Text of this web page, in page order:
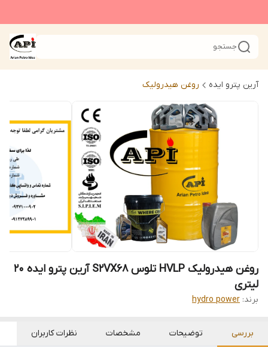
جستجو
آرین پترو ایده روغن هیدرولیک
روغن هیدرولیک HVLP تلوس S2VX68 آرین پترو ایده 20
لیتری
برند: hydro power
بررسی توضیحات مشخصات نظرات کاربران